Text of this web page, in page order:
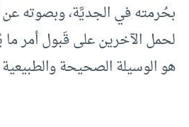
بحُرمته في الجديَّة، وبصوته
لحمل الآخرين على قَبول أمر ما
هو الوسيلة الصحيحة والطبيعية